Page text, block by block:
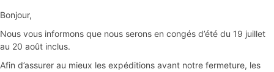
Bonjour,
Nous vous informons que nous serons en congés d’été du 19 juillet
au 20 août inclus.
Afin d’assurer au mieux les expéditions avant notre fermeture, les